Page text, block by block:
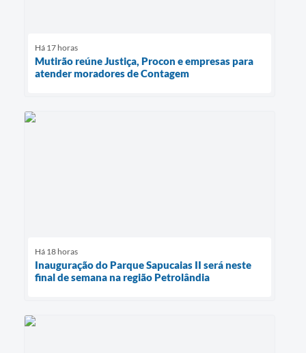
Há 17 horas
Mutirão reúne Justiça, Procon e empresas para
atender moradores de Contagem
Há 18 horas
Inauguração do Parque Sapucaias II será neste
final de semana na região Petrolândia